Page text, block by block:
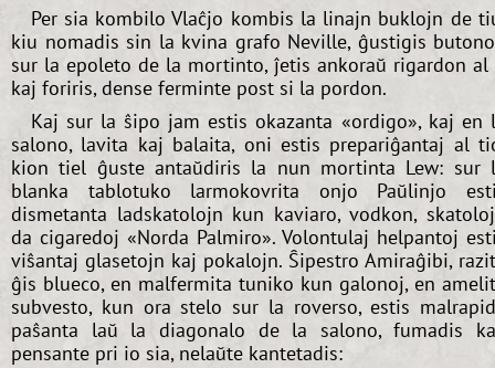
Per sia kombilo Vlaĉjo kombis la linajn buklojn de
kiu nomadis sin la kvina grafo Neville, ĝustigis
sur la epoleto de la mortinto, ĵetis ankoraŭ rigardon
kaj foriris, dense ferminte post si la pordon.
Kaj sur la ŝipo jam estis okazanta «ordigo», kaj en
salono, lavita kaj balaita, oni estis prepariĝantaj al
kion tiel ĝuste antaŭdiris la nun mortinta Lew: sur
blanka tablotuko larmokovrita onjo Paŭlinjo
dismetanta ladskatolojn kun kaviaro, vodkon,
da cigaredoj «Norda Palmiro». Volontulaj helpantoj
viŝantaj glasetojn kaj pokalojn. Ŝipestro Amiraĝibi,
ĝis blueco, en malfermita tuniko kun galonoj, en
subvesto, kun ora stelo sur la roverso, estis
paŝanta laŭ la diagonalo de la salono, fumadis
pensante pri io sia, nelaŭte kantetadis: